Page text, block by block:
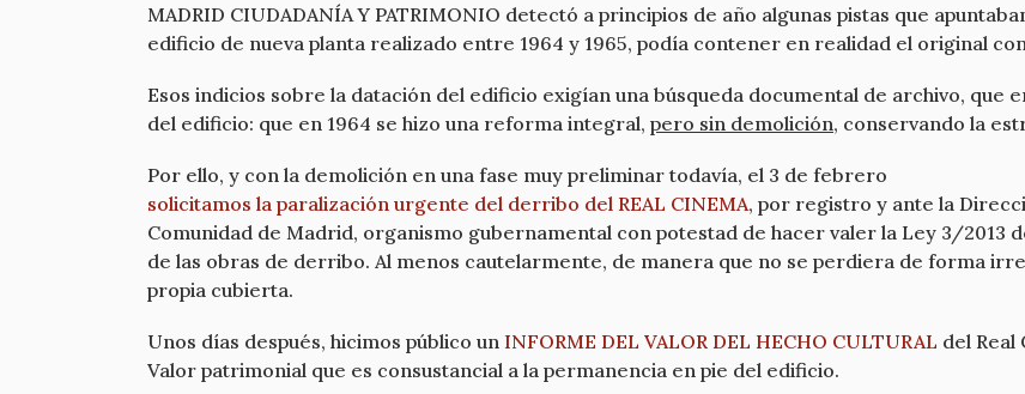
MADRID CIUDADANÍA Y PATRIMONIO detectó a principios de año algunas pistas que
edificio de nueva planta realizado entre 1964 y 1965, podía contener en realidad el original
Esos indicios sobre la datación del edificio exigían una búsqueda documental de archivo, que
del edificio: que en 1964 se hizo una reforma integral, pero sin demolición, conservando la
Por ello, y con la demolición en una fase muy preliminar todavía, el 3 de febrero
solicitamos la paralización urgente del derribo del REAL CINEMA, por registro y ante la
Comunidad de Madrid, organismo gubernamental con potestad de hacer valer la Ley 3/2013
de las obras de derribo. Al menos cautelarmente, de manera que no se perdiera de forma
propia cubierta.
Unos días después, hicimos público un INFORME DEL VALOR DEL HECHO CULTURAL del Real
Valor patrimonial que es consustancial a la permanencia en pie del edificio.